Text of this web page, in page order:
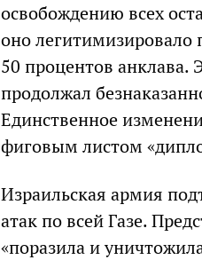
освобождению всех
оно
50 процентов анклава.
продолжал
Единственное
фиговым листом
Израильская армия
атак по всей Газе.
«поразила и